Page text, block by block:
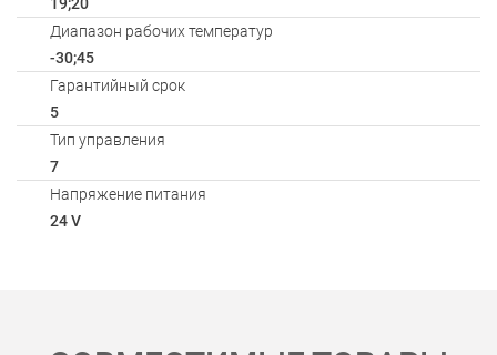
Диапазон рабочих температур
-30;45
Гарантийный срок
5
Тип управления
7
Напряжение питания
24 V